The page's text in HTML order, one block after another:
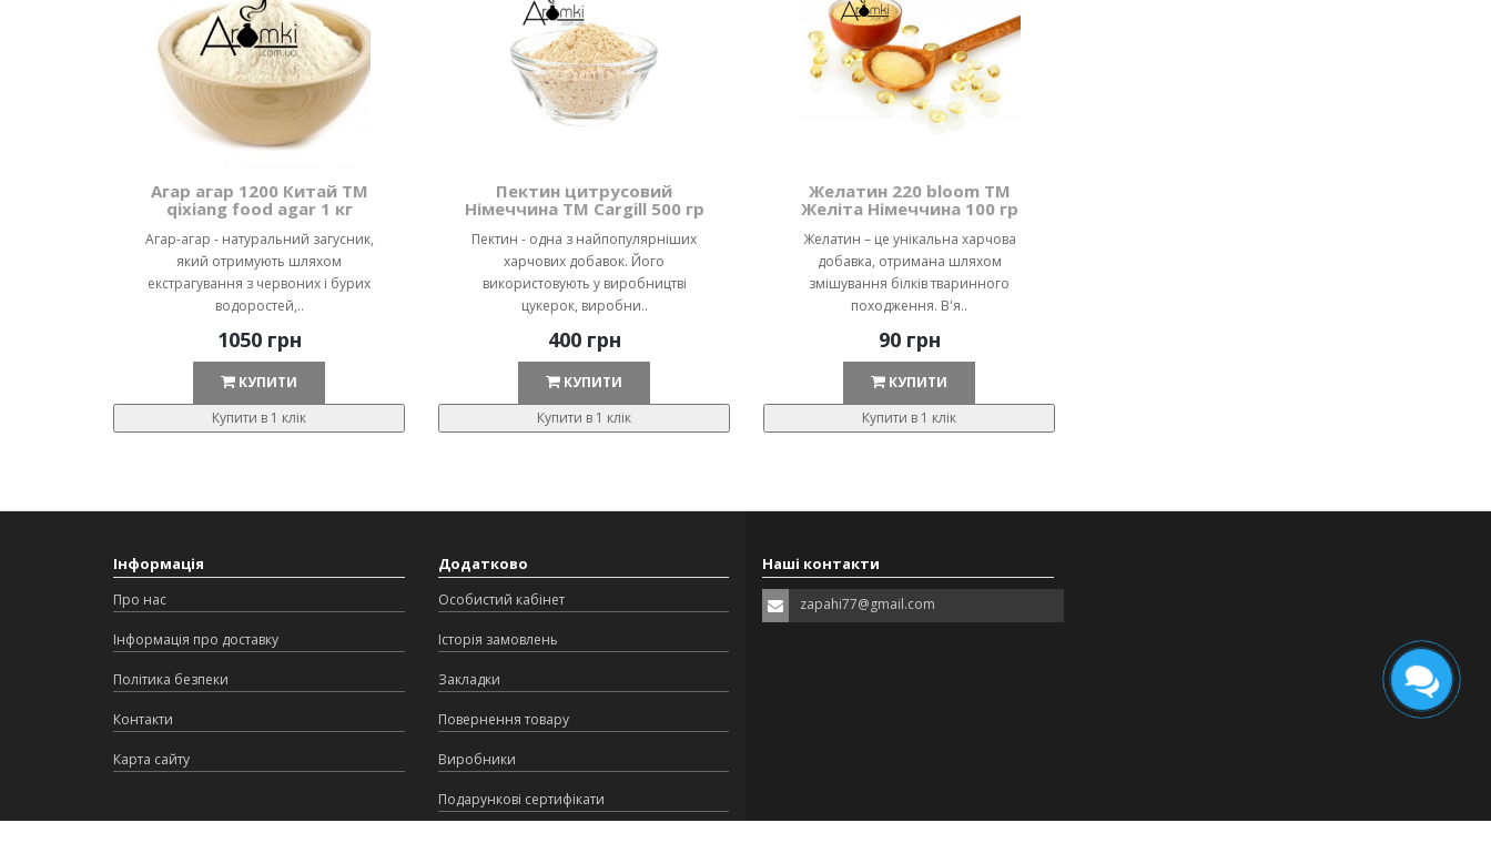
Агар агар 1200 Китай ТМ
qixiang food agar 1 кг
Агар-агар - натуральний загусник,
який отримують шляхом
екстрагування з червоних і бурих
водоростей,..
1050 грн
КУПИТИ
Купити в 1 клік
Пектин цитрусовий
Німеччина ТМ Cargill 500 гр
Пектин - одна з найпопулярніших
харчових добавок. Його
використовують у виробництві
цукерок, виробни..
400 грн
КУПИТИ
Купити в 1 клік
Желатин 220 bloom ТМ
Желіта Німеччина 100 гр
Желатин – це унікальна харчова
добавка, отримана шляхом
змішування білків тваринного
походження. В'я..
90 грн
КУПИТИ
Купити в 1 клік
Інформація
Про нас
Інформація про доставку
Політика безпеки
Контакти
Карта сайту
Додатково
Особистий кабінет
Історія замовлень
Закладки
Повернення товару
Виробники
Подарункові сертифікати
Наші контакти
zapahi77@gmail.com